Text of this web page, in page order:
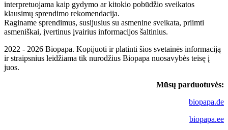
interpretuojama kaip gydymo ar kitokio pobūdžio sveikatos
klausimų sprendimo rekomendacija.
Raginame sprendimus, susijusius su asmenine sveikata, priimti
asmeniškai, įvertinus įvairius informacijos šaltinius.
2022 - 2026 Biopapa. Kopijuoti ir platinti šios svetainės informaciją
ir straipsnius leidžiama tik nurodžius Biopapa nuosavybės teisę į
juos.
Mūsų parduotuvės:
biopapa.de
biopapa.ee